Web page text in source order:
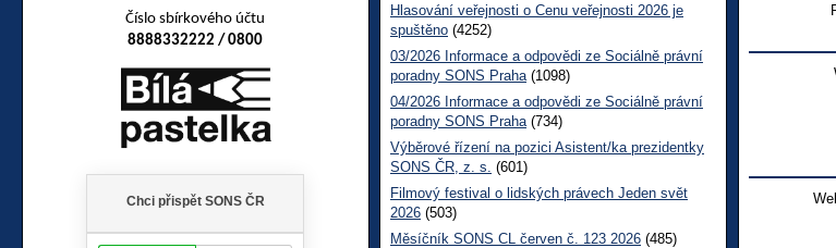
Číslo sbírkového účtu
8888332222 / 0800
Hlasování veřejnosti o Cenu veřejnosti 2026 je
spuštěno (4252)
03/2026 Informace a odpovědi ze Sociálně právní
poradny SONS Praha (1098)
04/2026 Informace a odpovědi ze Sociálně právní
poradny SONS Praha (734)
Výběrové řízení na pozici Asistent/ka prezidentky
SONS ČR, z. s. (601)
Filmový festival o lidských právech Jeden svět
2026 (503)
Měsíčník SONS CL červen č. 123 2026 (485)